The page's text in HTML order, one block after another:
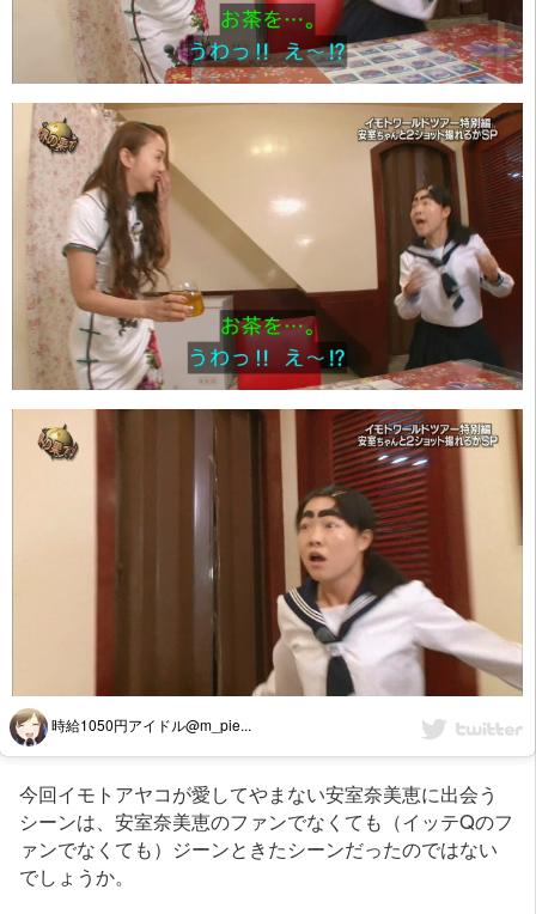
時給1050円アイドル@m_pie...
今回イモトアヤコが愛してやまない安室奈美恵に出会う
シーンは、安室奈美恵のファンでなくても（イッテQのフ
ァンでなくても）ジーンときたシーンだったのではない
でしょうか。